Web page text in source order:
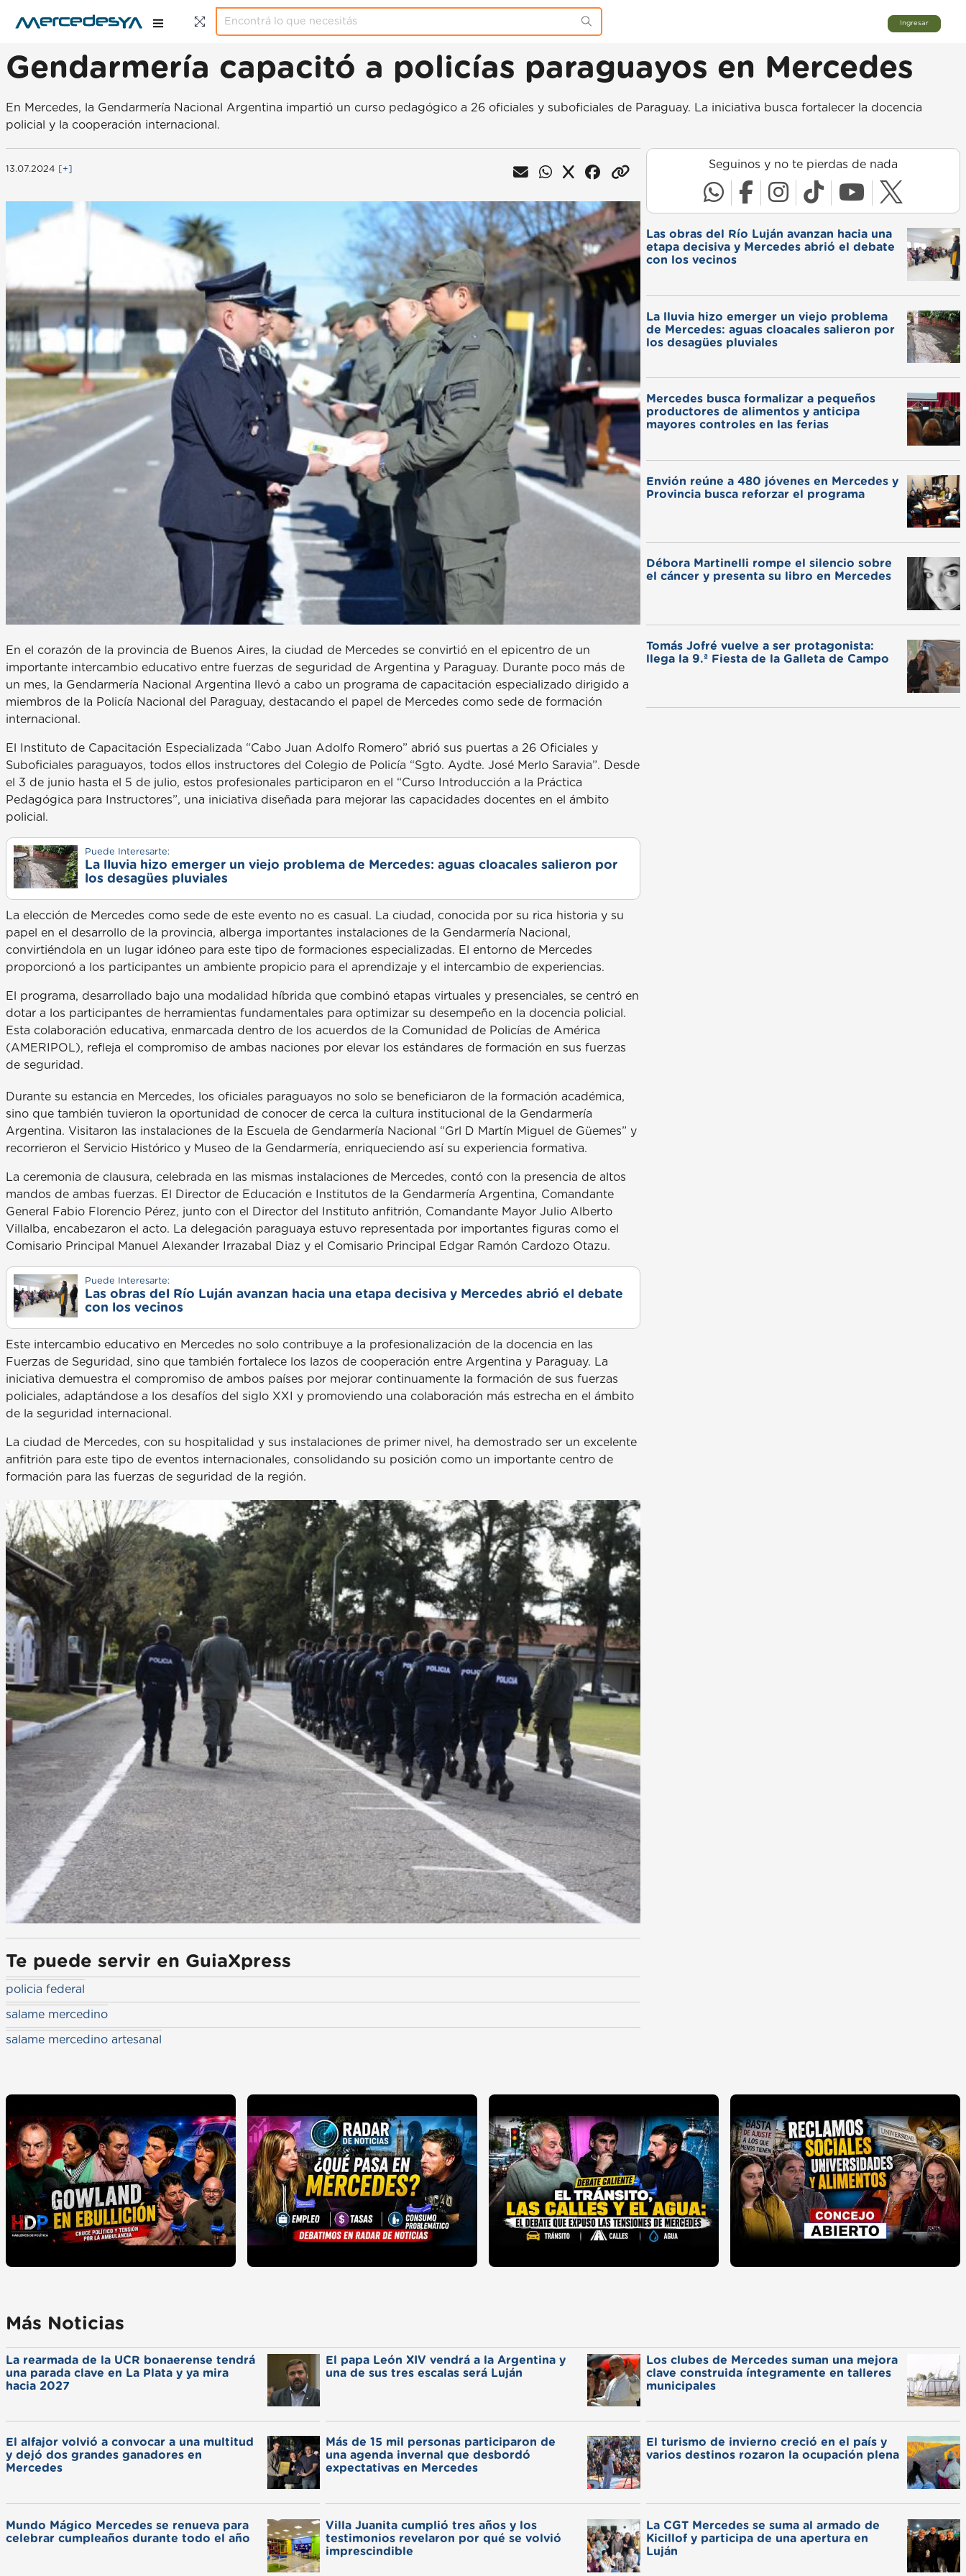
Ingresar
Gendarmería capacitó a policías paraguayos en Mercedes
En Mercedes, la Gendarmería Nacional Argentina impartió un curso pedagógico a 26 oficiales y suboficiales de Paraguay. La iniciativa busca fortalecer la docencia
policial y la cooperación internacional.
13.07.2024 [+]
En el corazón de la provincia de Buenos Aires, la ciudad de Mercedes se convirtió en el epicentro de un
importante intercambio educativo entre fuerzas de seguridad de Argentina y Paraguay. Durante poco más de
un mes, la Gendarmería Nacional Argentina llevó a cabo un programa de capacitación especializado dirigido a
miembros de la Policía Nacional del Paraguay, destacando el papel de Mercedes como sede de formación
internacional.
El Instituto de Capacitación Especializada “Cabo Juan Adolfo Romero” abrió sus puertas a 26 Oficiales y
Suboficiales paraguayos, todos ellos instructores del Colegio de Policía “Sgto. Aydte. José Merlo Saravia”. Desde
el 3 de junio hasta el 5 de julio, estos profesionales participaron en el “Curso Introducción a la Práctica
Pedagógica para Instructores”, una iniciativa diseñada para mejorar las capacidades docentes en el ámbito
policial.
Puede Interesarte:
La lluvia hizo emerger un viejo problema de Mercedes: aguas cloacales salieron por
los desagües pluviales
La elección de Mercedes como sede de este evento no es casual. La ciudad, conocida por su rica historia y su
papel en el desarrollo de la provincia, alberga importantes instalaciones de la Gendarmería Nacional,
convirtiéndola en un lugar idóneo para este tipo de formaciones especializadas. El entorno de Mercedes
proporcionó a los participantes un ambiente propicio para el aprendizaje y el intercambio de experiencias.
El programa, desarrollado bajo una modalidad híbrida que combinó etapas virtuales y presenciales, se centró en
dotar a los participantes de herramientas fundamentales para optimizar su desempeño en la docencia policial.
Esta colaboración educativa, enmarcada dentro de los acuerdos de la Comunidad de Policías de América
(AMERIPOL), refleja el compromiso de ambas naciones por elevar los estándares de formación en sus fuerzas
de seguridad.
Durante su estancia en Mercedes, los oficiales paraguayos no solo se beneficiaron de la formación académica,
sino que también tuvieron la oportunidad de conocer de cerca la cultura institucional de la Gendarmería
Argentina. Visitaron las instalaciones de la Escuela de Gendarmería Nacional “Grl D Martín Miguel de Güemes” y
recorrieron el Servicio Histórico y Museo de la Gendarmería, enriqueciendo así su experiencia formativa.
La ceremonia de clausura, celebrada en las mismas instalaciones de Mercedes, contó con la presencia de altos
mandos de ambas fuerzas. El Director de Educación e Institutos de la Gendarmería Argentina, Comandante
General Fabio Florencio Pérez, junto con el Director del Instituto anfitrión, Comandante Mayor Julio Alberto
Villalba, encabezaron el acto. La delegación paraguaya estuvo representada por importantes figuras como el
Comisario Principal Manuel Alexander Irrazabal Diaz y el Comisario Principal Edgar Ramón Cardozo Otazu.
Puede Interesarte:
Las obras del Río Luján avanzan hacia una etapa decisiva y Mercedes abrió el debate
con los vecinos
Este intercambio educativo en Mercedes no solo contribuye a la profesionalización de la docencia en las
Fuerzas de Seguridad, sino que también fortalece los lazos de cooperación entre Argentina y Paraguay. La
iniciativa demuestra el compromiso de ambos países por mejorar continuamente la formación de sus fuerzas
policiales, adaptándose a los desafíos del siglo XXI y promoviendo una colaboración más estrecha en el ámbito
de la seguridad internacional.
La ciudad de Mercedes, con su hospitalidad y sus instalaciones de primer nivel, ha demostrado ser un excelente
anfitrión para este tipo de eventos internacionales, consolidando su posición como un importante centro de
formación para las fuerzas de seguridad de la región.
Te puede servir en GuiaXpress
policia federal
salame mercedino
salame mercedino artesanal
Seguinos y no te pierdas de nada
Las obras del Río Luján avanzan hacia una
etapa decisiva y Mercedes abrió el debate
con los vecinos
La lluvia hizo emerger un viejo problema
de Mercedes: aguas cloacales salieron por
los desagües pluviales
Mercedes busca formalizar a pequeños
productores de alimentos y anticipa
mayores controles en las ferias
Envión reúne a 480 jóvenes en Mercedes y
Provincia busca reforzar el programa
Débora Martinelli rompe el silencio sobre
el cáncer y presenta su libro en Mercedes
Tomás Jofré vuelve a ser protagonista:
llega la 9.ª Fiesta de la Galleta de Campo
Más Noticias
La rearmada de la UCR bonaerense tendrá
una parada clave en La Plata y ya mira
hacia 2027
El papa León XIV vendrá a la Argentina y
una de sus tres escalas será Luján
Los clubes de Mercedes suman una mejora
clave construida íntegramente en talleres
municipales
El alfajor volvió a convocar a una multitud
y dejó dos grandes ganadores en
Mercedes
Más de 15 mil personas participaron de
una agenda invernal que desbordó
expectativas en Mercedes
El turismo de invierno creció en el país y
varios destinos rozaron la ocupación plena
Mundo Mágico Mercedes se renueva para
celebrar cumpleaños durante todo el año
Villa Juanita cumplió tres años y los
testimonios revelaron por qué se volvió
imprescindible
La CGT Mercedes se suma al armado de
Kicillof y participa de una apertura en
Luján